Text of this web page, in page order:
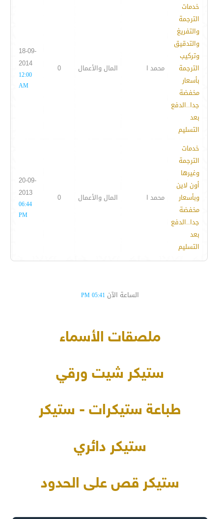
خدمات
الترجمة
والتفريغ
والتدقيق
وتركيب
الترجمة
بأسعار
مخفضة
جدا..الدفع
بعد
التسليم
محمد ا المال والأعمال 0
18-09-
2014
12:00
AM
خدمات
الترجمة
وغيرها
أون لاين
وبأسعار
مخفضة
جدا..الدفع
بعد
التسليم
محمد ا المال والأعمال 0
20-09-
2013
06:44
PM
الساعة الآن 05:41 PM
ملصقات الأسماء
ستيكر شيت ورقي
طباعة ستيكرات - ستيكر
ستيكر دائري
ستيكر قص على الحدود